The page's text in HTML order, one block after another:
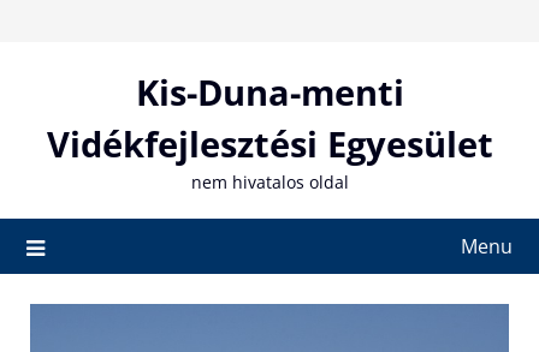
Kis-Duna-menti
Vidékfejlesztési Egyesület
nem hivatalos oldal
Menu